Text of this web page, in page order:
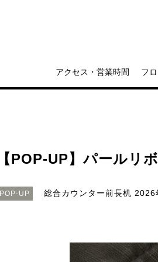
アクセス・営業時間 フ
【POP-UP】パールリ
POP-UP 総合カウンター前長机 2026